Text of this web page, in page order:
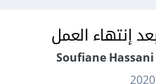
إنتهاء العمل